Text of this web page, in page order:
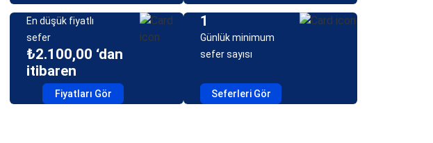
En düşük fiyatlı
sefer
₺2.100,00 ‘dan
itibaren
Fiyatları Gör
1
Günlük minimum
sefer sayısı
Seferleri Gör